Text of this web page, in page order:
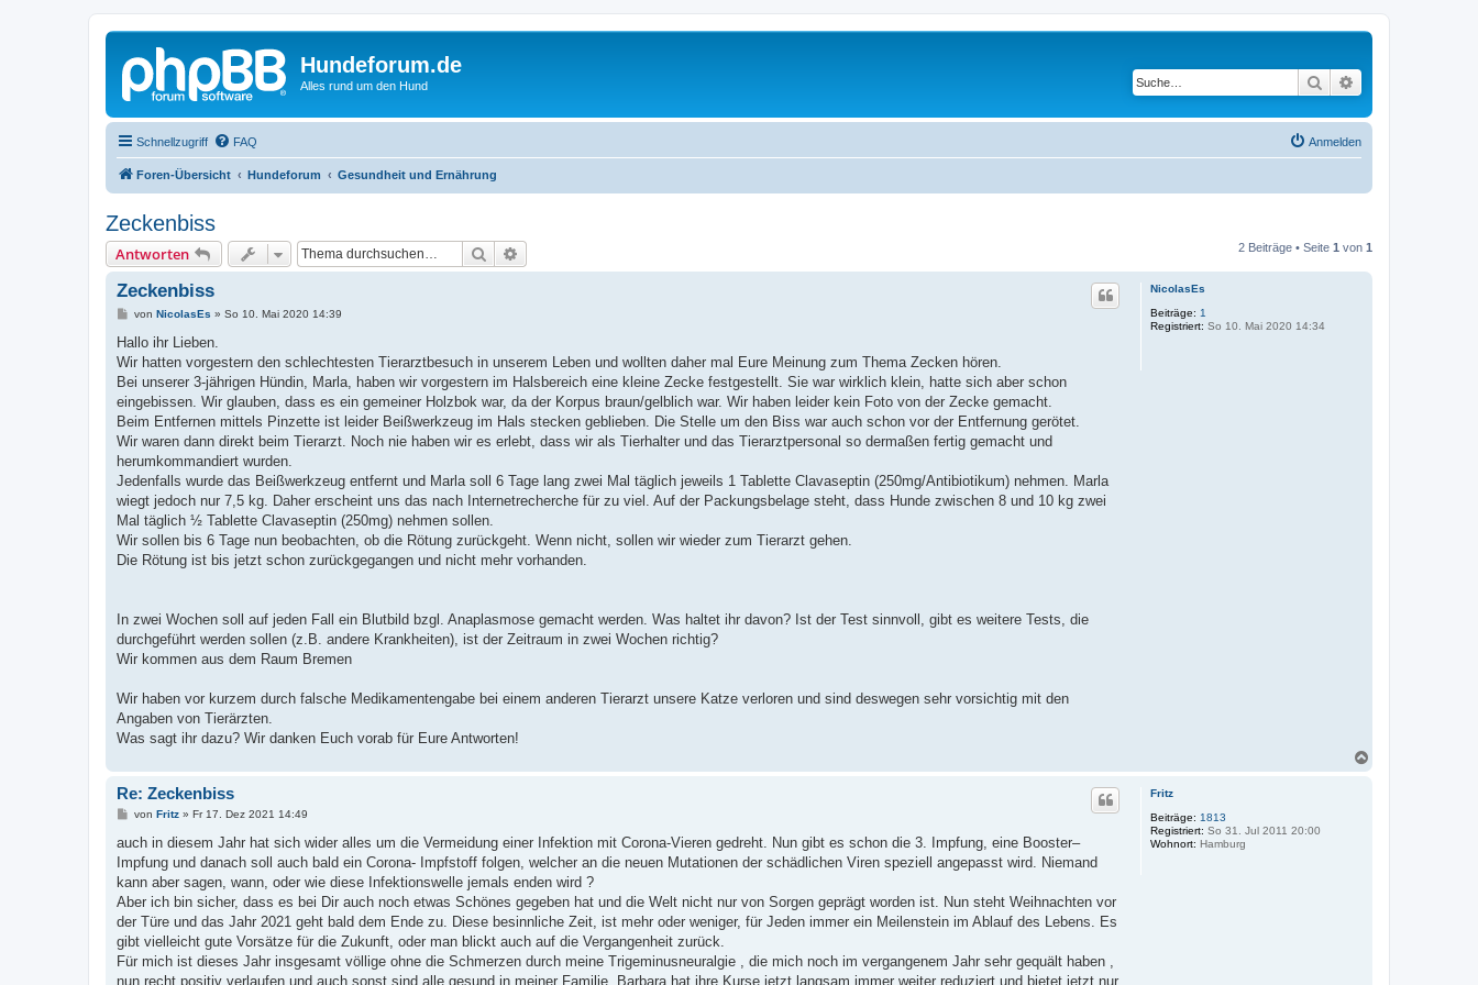
Hundeforum.de
Alles rund um den Hund Suche
Schnellzugriff FAQ Anmelden
Foren-Übersicht Hundeforum Gesundheit und Ernährung
Zeckenbiss
Antworten Suche 2 Beiträge • Seite 1 von 1
NicolasEs
Beiträge: 1
Registriert: So 10. Mai 2020 14:34
Zeckenbiss
B
i
r
a
von NicolasEs » So 10. Mai 2020 14:39
Hallo ihr Lieben.
Wir hatten vorgestern den schlechtesten Tierarztbesuch in unserem Leben und wollten daher mal Eure Meinung zum Thema Zecken hören.
Bei unserer 3-jährigen Hündin, Marla, haben wir vorgestern im Halsbereich eine kleine Zecke festgestellt. Sie war wirklich klein, hatte sich aber schon
eingebissen. Wir glauben, dass es ein gemeiner Holzbok war, da der Korpus braun/gelblich war. Wir haben leider kein Foto von der Zecke gemacht.
Beim Entfernen mittels Pinzette ist leider Beißwerkzeug im Hals stecken geblieben. Die Stelle um den Biss war auch schon vor der Entfernung gerötet.
Wir waren dann direkt beim Tierarzt. Noch nie haben wir es erlebt, dass wir als Tierhalter und das Tierarztpersonal so dermaßen fertig gemacht und
herumkommandiert wurden.
Jedenfalls wurde das Beißwerkzeug entfernt und Marla soll 6 Tage lang zwei Mal täglich jeweils 1 Tablette Clavaseptin (250mg/Antibiotikum) nehmen. Marla
wiegt jedoch nur 7,5 kg. Daher erscheint uns das nach Internetrecherche für zu viel. Auf der Packungsbelage steht, dass Hunde zwischen 8 und 10 kg zwei
Mal täglich ½ Tablette Clavaseptin (250mg) nehmen sollen.
Wir sollen bis 6 Tage nun beobachten, ob die Rötung zurückgeht. Wenn nicht, sollen wir wieder zum Tierarzt gehen.
Die Rötung ist bis jetzt schon zurückgegangen und nicht mehr vorhanden.
In zwei Wochen soll auf jeden Fall ein Blutbild bzgl. Anaplasmose gemacht werden. Was haltet ihr davon? Ist der Test sinnvoll, gibt es weitere Tests, die
durchgeführt werden sollen (z.B. andere Krankheiten), ist der Zeitraum in zwei Wochen richtig?
Wir kommen aus dem Raum Bremen
Wir haben vor kurzem durch falsche Medikamentengabe bei einem anderen Tierarzt unsere Katze verloren und sind deswegen sehr vorsichtig mit den
Angaben von Tierärzten.
Was sagt ihr dazu? Wir danken Euch vorab für Eure Antworten!
Fritz
Beiträge: 1813
Registriert: So 31. Jul 2011 20:00
Wohnort: Hamburg
Re: Zeckenbiss
B
i
r
a
von Fritz» Fr 17. Dez 2021 14:49
auch in diesem Jahr hat sich wider alles um die Vermeidung einer Infektion mit Corona-Vieren gedreht. Nun gibt es schon die 3. Impfung, eine Booster–
Impfung und danach soll auch bald ein Corona- Impfstoff folgen, welcher an die neuen Mutationen der schädlichen Viren speziell angepasst wird. Niemand
kann aber sagen, wann, oder wie diese Infektionswelle jemals enden wird ?
Aber ich bin sicher, dass es bei Dir auch noch etwas Schönes gegeben hat und die Welt nicht nur von Sorgen geprägt worden ist. Nun steht Weihnachten vor
der Türe und das Jahr 2021 geht bald dem Ende zu. Diese besinnliche Zeit, ist mehr oder weniger, für Jeden immer ein Meilenstein im Ablauf des Lebens. Es
gibt vielleicht gute Vorsätze für die Zukunft, oder man blickt auch auf die Vergangenheit zurück.
Für mich ist dieses Jahr insgesamt völlige ohne die Schmerzen durch meine Trigeminusneuralgie , die mich noch im vergangenem Jahr sehr gequält haben ,
nun recht positiv verlaufen und auch sonst sind alle gesund in meiner Familie. Barbara hat ihre Kurse jetzt langsam immer weiter reduziert und bietet jetzt nur